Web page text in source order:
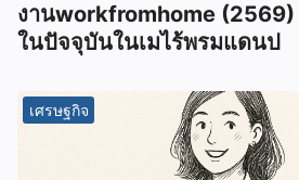
งานworkfromhome (2569)
ในปัจจุบันในเมไร้พรมแดนป
เศรษฐกิจ